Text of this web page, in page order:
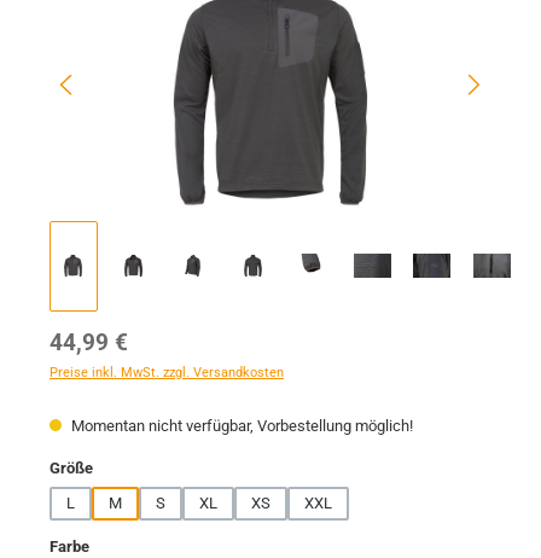
Regulärer Preis:
44,99 €
Preise inkl. MwSt. zzgl. Versandkosten
Momentan nicht verfügbar, Vorbestellung möglich!
Größeauswählen
L
M S XL XS XXL
Farbeauswählen